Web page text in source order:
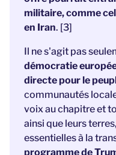
militaire, comme
en Iran. [3]
Il ne s'agit pas
démocratie
directe pour le
communautés
voix au chapitre et
ainsi que leurs
essentielles à la
programme de